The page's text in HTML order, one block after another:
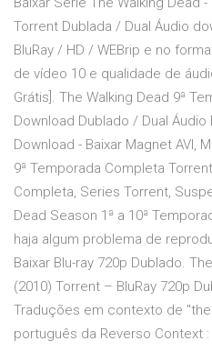
Torrent Dublada / Dual Áudio
BluRay / HD / WEBrip e no
de vídeo 10 e qualidade de
Grátis]. The Walking Dead 9ª
Download Dublado / Dual Áudio
Download - Baixar Magnet AVI,
9ª Temporada Completa
Completa, Series Torrent,
Dead Season 1ª a 10ª
haja algum problema de
Baixar Blu-ray 720p Dublado.
(2010) Torrent – BluRay 720p
Traduções em contexto de
português da Reverso Context